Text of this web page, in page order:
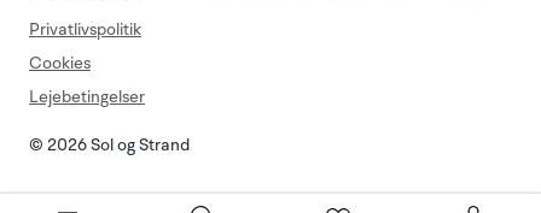
© 2026 Sol og Strand
Privatlivspolitik
Cookies
Lejebetingelser